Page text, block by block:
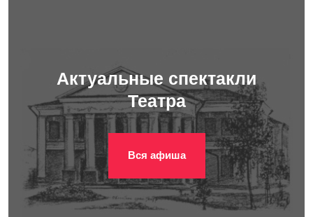
Актуальные спектакли
Театра
Вся афиша